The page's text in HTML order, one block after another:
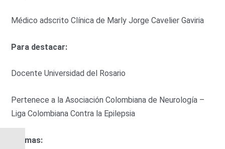
Médico adscrito Clínica de Marly Jorge Cavelier Gaviria
Para destacar:
Docente Universidad del Rosario
Pertenece a la Asociación Colombiana de Neurología –
Liga Colombiana Contra la Epilepsia
Idiomas: